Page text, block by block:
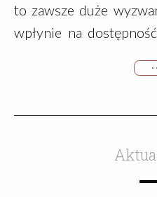
to zawsze duże
wpłynie na
spodziewać:29.11
•